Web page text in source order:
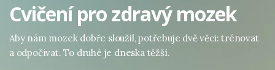
Cvičení pro zdravý mozek
Aby nám mozek dobře sloužil, potřebuje dvě věci: trénovat
a odpočívat. To druhé je dneska těžší.